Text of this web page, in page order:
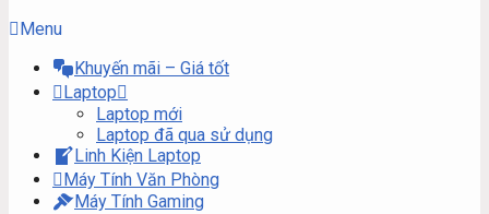
Menu
Khuyến mãi – Giá tốt
Laptop
Laptop mới
Laptop đã qua sử dụng
Linh Kiện Laptop
Máy Tính Văn Phòng
Máy Tính Gaming